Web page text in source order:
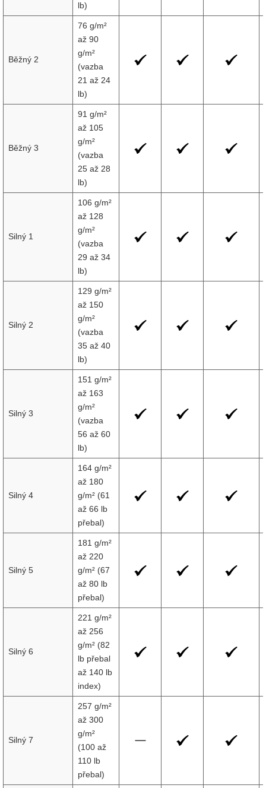
lb)
Běžný 2
76 g/m²
až 90
g/m²
(vazba
21 až 24
lb)
Běžný 3
91 g/m²
až 105
g/m²
(vazba
25 až 28
lb)
Silný 1
106 g/m²
až 128
g/m²
(vazba
29 až 34
lb)
Silný 2
129 g/m²
až 150
g/m²
(vazba
35 až 40
lb)
Silný 3
151 g/m²
až 163
g/m²
(vazba
56 až 60
lb)
Silný 4
164 g/m²
až 180
g/m² (61
až 66 lb
přebal)
Silný 5
181 g/m²
až 220
g/m² (67
až 80 lb
přebal)
Silný 6
221 g/m²
až 256
g/m² (82
lb přebal
až 140 lb
index)
Silný 7
257 g/m²
až 300
g/m²
(100 až
110 lb
přebal)